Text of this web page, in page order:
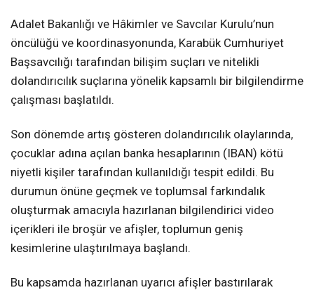
Adalet Bakanlığı ve Hâkimler ve Savcılar Kurulu’nun
öncülüğü ve koordinasyonunda, Karabük Cumhuriyet
Başsavcılığı tarafından bilişim suçları ve nitelikli
dolandırıcılık suçlarına yönelik kapsamlı bir bilgilendirme
çalışması başlatıldı.
Son dönemde artış gösteren dolandırıcılık olaylarında,
çocuklar adına açılan banka hesaplarının (IBAN) kötü
niyetli kişiler tarafından kullanıldığı tespit edildi. Bu
durumun önüne geçmek ve toplumsal farkındalık
oluşturmak amacıyla hazırlanan bilgilendirici video
içerikleri ile broşür ve afişler, toplumun geniş
kesimlerine ulaştırılmaya başlandı.
Bu kapsamda hazırlanan uyarıcı afişler bastırılarak